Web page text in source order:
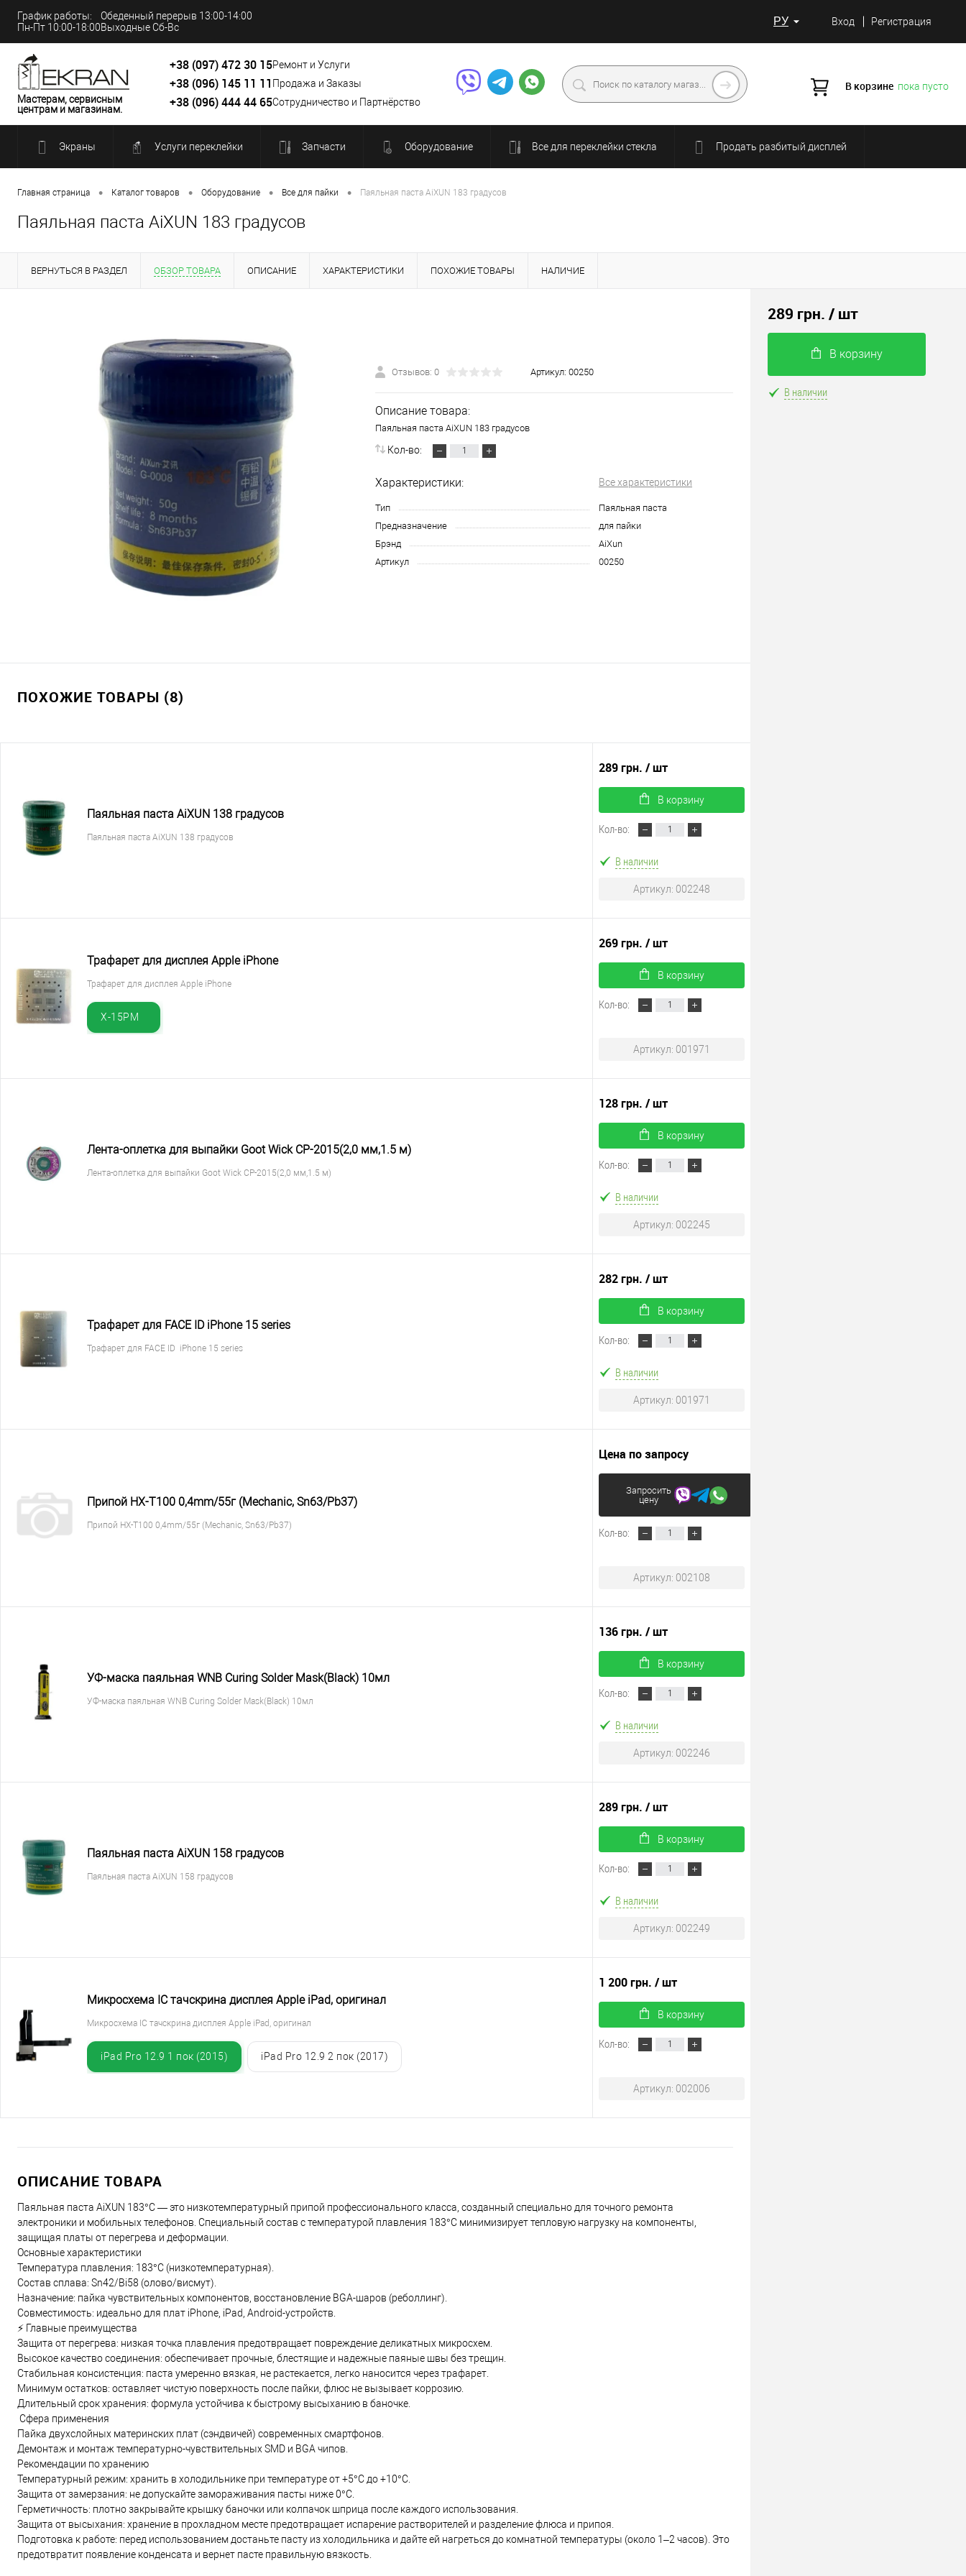
График работы:
Пн-Пт 10:00-18:00
Обеденный перерыв 13:00-14:00
Выходные Сб-Вс
РУ Вход Регистрация
Мастерам, сервисным
центрам и магазинам.
+38 (097) 472 30 15Ремонт и Услуги
+38 (096) 145 11 11 Продажа и Заказы
+38 (096) 444 44 65Сотрудничество и Партнёрство
В корзине пока пусто
Экраны Услуги переклейки Запчасти Оборудование Все для переклейки стекла Продать разбитый дисплей
Главная страница • Каталог товаров • Оборудование • Все для пайки • Паяльная паста AiXUN 183 градусов
Паяльная паста AiXUN 183 градусов
ВЕРНУТЬСЯ В РАЗДЕЛ ОБЗОР ТОВАРА ОПИСАНИЕ ХАРАКТЕРИСТИКИ ПОХОЖИЕ ТОВАРЫ НАЛИЧИЕ
Отзывов: 0 Артикул: 00250
Описание товара:
Паяльная паста AiXUN 183 градусов
Кол-во:
Характеристики: Все характеристики
Тип
Паяльная паста
Предназначение
для пайки
Брэнд
AiXun
Артикул
00250
ПОХОЖИЕ ТОВАРЫ (8)
Паяльная паста AiXUN 138 градусов
Паяльная паста AiXUN 138 градусов
289 грн. / шт
В корзину
Кол-во:
В наличии
Артикул: 002248
Трафарет для дисплея Apple iPhone
Трафарет для дисплея Apple iPhone
X-15PM
269 грн. / шт
В корзину
Кол-во:
Артикул: 001971
Лента-оплетка для выпайки Goot Wick CP-2015(2,0 мм,1.5 м)
Лента-оплетка для выпайки Goot Wick CP-2015(2,0 мм,1.5 м)
128 грн. / шт
В корзину
Кол-во:
В наличии
Артикул: 002245
Трафарет для FACE ID iPhone 15 series
Трафарет для FACE ID iPhone 15 series
282 грн. / шт
В корзину
Кол-во:
В наличии
Артикул: 001971
Припой HX-T100 0,4mm/55г (Mechanic, Sn63/Pb37)
Припой HX-T100 0,4mm/55г (Mechanic, Sn63/Pb37)
Цена по запросу
Запросить
цену
Кол-во:
Артикул: 002108
УФ-маска паяльная WNB Curing Solder Mask(Black) 10мл
УФ-маска паяльная WNB Curing Solder Mask(Black) 10мл
136 грн. / шт
В корзину
Кол-во:
В наличии
Артикул: 002246
Паяльная паста AiXUN 158 градусов
Паяльная паста AiXUN 158 градусов
289 грн. / шт
В корзину
Кол-во:
В наличии
Артикул: 002249
Микросхема IC тачскрина дисплея Apple iPad, оригинал
Микросхема IC тачскрина дисплея Apple iPad, оригинал
iPad Pro 12.9 1 пок (2015) iPad Pro 12.9 2 пок (2017)
1 200 грн. / шт
В корзину
Кол-во:
Артикул: 002006
ОПИСАНИЕ ТОВАРА
Паяльная паста AiXUN 183°C — это низкотемпературный припой профессионального класса, созданный специально для точного ремонта
электроники и мобильных телефонов. Специальный состав с температурой плавления 183°C минимизирует тепловую нагрузку на компоненты,
защищая платы от перегрева и деформации.
Основные характеристики
Температура плавления: 183°C (низкотемпературная).
Состав сплава: Sn42/Bi58 (олово/висмут).
Назначение: пайка чувствительных компонентов, восстановление BGA-шаров (реболлинг).
Совместимость: идеально для плат iPhone, iPad, Android-устройств.
⚡ Главные преимущества
Защита от перегрева: низкая точка плавления предотвращает повреждение деликатных микросхем.
Высокое качество соединения: обеспечивает прочные, блестящие и надежные паяные швы без трещин.
Стабильная консистенция: паста умеренно вязкая, не растекается, легко наносится через трафарет.
Минимум остатков: оставляет чистую поверхность после пайки, флюс не вызывает коррозию.
Длительный срок хранения: формула устойчива к быстрому высыханию в баночке.
️ Сфера применения
Пайка двухслойных материнских плат (сэндвичей) современных смартфонов.
Демонтаж и монтаж температурно-чувствительных SMD и BGA чипов.
Рекомендации по хранению
Температурный режим: хранить в холодильнике при температуре от +5°C до +10°C.
Защита от замерзания: не допускайте замораживания пасты ниже 0°C.
Герметичность: плотно закрывайте крышку баночки или колпачок шприца после каждого использования.
Защита от высыхания: хранение в прохладном месте предотвращает испарение растворителей и разделение флюса и припоя.
Подготовка к работе: перед использованием достаньте пасту из холодильника и дайте ей нагреться до комнатной температуры (около 1–2 часов). Это
предотвратит появление конденсата и вернет пасте правильную вязкость.
289 грн. / шт
В корзину
В наличии